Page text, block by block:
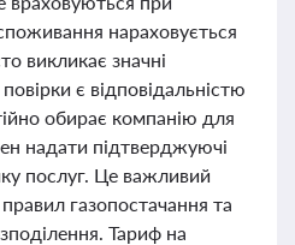
нараховується
викликає значні
є відповідальністю
обирає компанію для
надати підтверджуючі
послуг. Це важливий
газопостачання та
Тариф на